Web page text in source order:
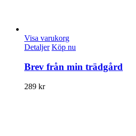
Visa varukorg
Detaljer Köp nu
Brev från min trädgård
289 kr